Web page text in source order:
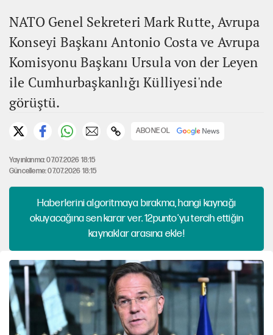
NATO Genel Sekreteri Mark Rutte, Avrupa
Konseyi Başkanı Antonio Costa ve Avrupa
Komisyonu Başkanı Ursula von der Leyen
ile Cumhurbaşkanlığı Külliyesi'nde
görüştü.
ABONE OL
Yayınlanma: 07.07.2026 18:15
Güncelleme: 07.07.2026 18:15
Haberlerini algoritmaya bırakma, hangi kaynağı
okuyacağına sen karar ver. 12punto'yu tercih ettiğin
kaynaklar arasına ekle!